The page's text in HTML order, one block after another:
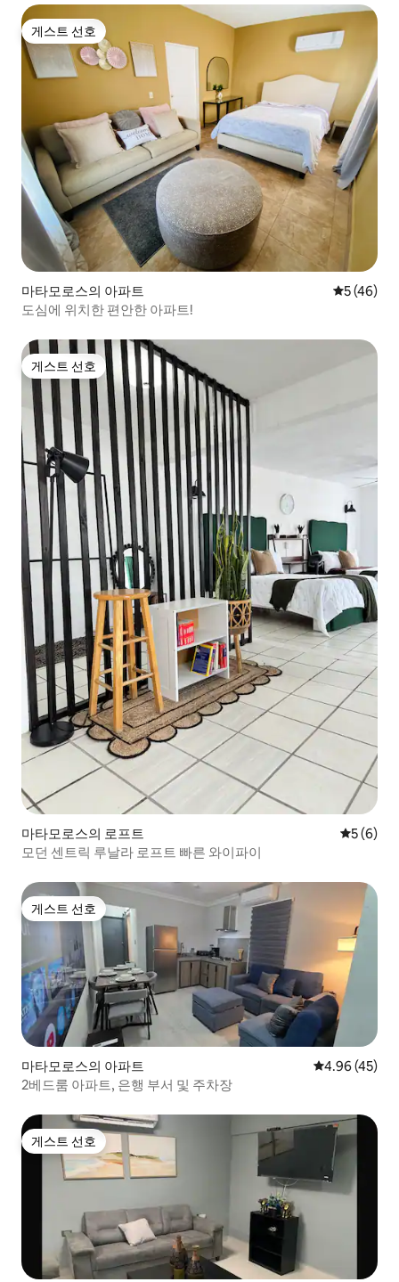
게스트 선호
게스트 선호
마타모로스의 아파트 평점 5점(5
5 (46)
도심에 위치한 편안한 아파트!
게스트 선호
게스트 선호
마타모로스의 로프트 평점 5점
5 (6)
모던 센트릭 루날라 로프트 빠른 와이파이
게스트 선호
게스트 선호
마타모로스의 아파트 평점 4.96점(5
4.96 (45)
2베드룸 아파트, 은행 부서 및 주차장
게스트 선호
게스트 선호